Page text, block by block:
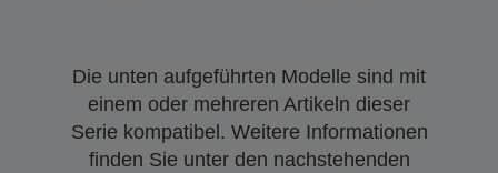
Die unten aufgeführten Modelle sind mit
einem oder mehreren Artikeln dieser
Serie kompatibel. Weitere Informationen
finden Sie unter den nachstehenden